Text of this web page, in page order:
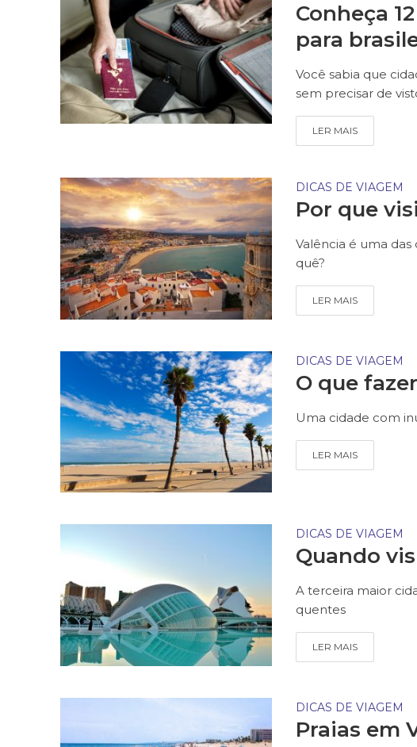
Conheça
para
Você sabia que
sem precisar de
LER MAIS
DICAS DE VIAGEM
Por que
Valência é uma
quê?
LER MAIS
DICAS DE VIAGEM
O que
Uma cidade com
LER MAIS
DICAS DE VIAGEM
Quando
A terceira maior
quentes
LER MAIS
DICAS DE VIAGEM
Praias em